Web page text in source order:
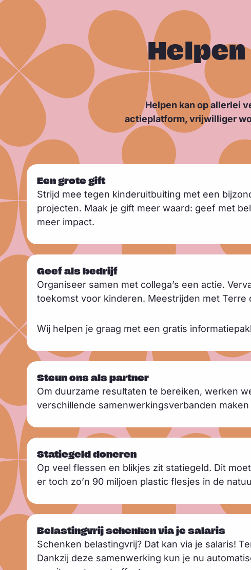
Helpen kan op allerlei
actieplatform, vrijwilliger
Een grote gift
Strijd mee tegen kinderuitbuiting met een
projecten. Maak je gift meer waard: geef met
meer impact.
L
m
e
e
Geef als bedrijf
Organiseer samen met collega’s een actie.
toekomst voor kinderen. Meestrijden met Terre
Wij helpen je graag met een gratis
L
e
r
Steun ons als partner
Om duurzame resultaten te bereiken, werken
verschillende samenwerkingsverbanden
L
s
m
e
Statiegeld doneren
Op veel flessen en blikjes zit statiegeld. Dit
er toch zo’n 90 miljoen plastic flesjes in de
L
s
m
e
Belastingvrij schenken via je salaris
Schenken belastingvrij? Dat kan via je salaris!
Dankzij deze samenwerking kun je nu
L